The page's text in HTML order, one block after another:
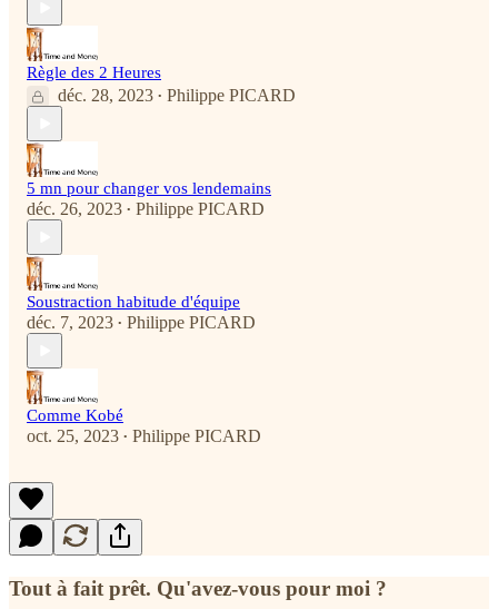
Règle des 2 Heures
déc. 28, 2023 • Philippe PICARD
5 mn pour changer vos lendemains
déc. 26, 2023 • Philippe PICARD
Soustraction habitude d'équipe
déc. 7, 2023 • Philippe PICARD
Comme Kobé
oct. 25, 2023 • Philippe PICARD
Tout à fait prêt. Qu'avez-vous pour moi ?